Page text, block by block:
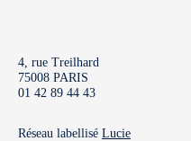
4, rue Treilhard
75008 PARIS
01 42 89 44 43
Réseau labellisé Lucie